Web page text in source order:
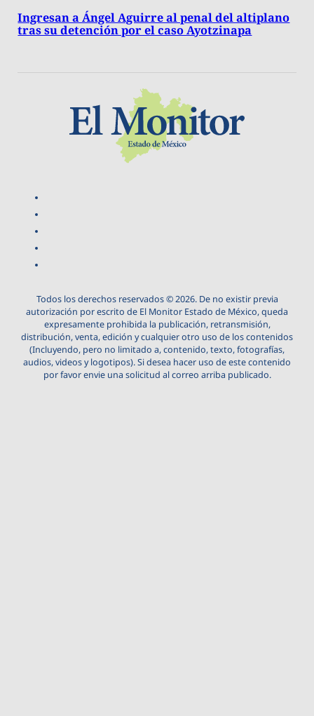
Ingresan a Ángel Aguirre al penal del altiplano
tras su detención por el caso Ayotzinapa
Todos los derechos reservados © 2026. De no existir previa
autorización por escrito de El Monitor Estado de México, queda
expresamente prohibida la publicación, retransmisión,
distribución, venta, edición y cualquier otro uso de los contenidos
(Incluyendo, pero no limitado a, contenido, texto, fotografías,
audios, videos y logotipos). Si desea hacer uso de este contenido
por favor envie una solicitud al correo arriba publicado.